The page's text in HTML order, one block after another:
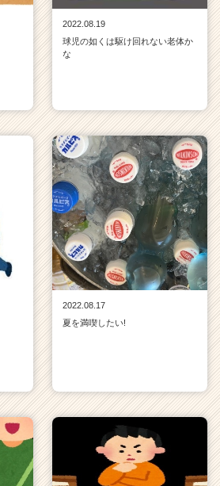
2022.08.19
球児の如くは駆け回れない老体か
な
2022.08.17
夏を満喫したい!